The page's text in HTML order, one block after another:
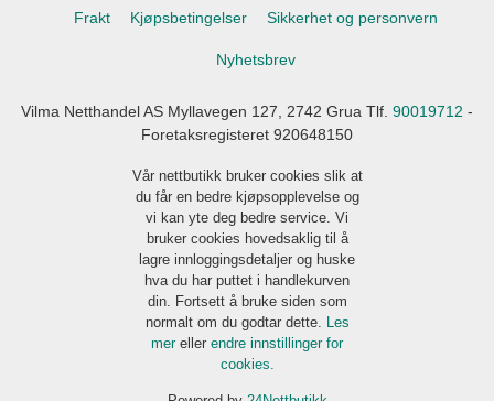
Frakt Kjøpsbetingelser Sikkerhet og personvern
Nyhetsbrev
Vilma Netthandel AS Myllavegen 127, 2742 Grua Tlf. 90019712 -
Foretaksregisteret 920648150
Vår nettbutikk bruker cookies slik at
du får en bedre kjøpsopplevelse og
vi kan yte deg bedre service. Vi
bruker cookies hovedsaklig til å
lagre innloggingsdetaljer og huske
hva du har puttet i handlekurven
din. Fortsett å bruke siden som
normalt om du godtar dette. Les
mer eller endre innstillinger for
cookies.